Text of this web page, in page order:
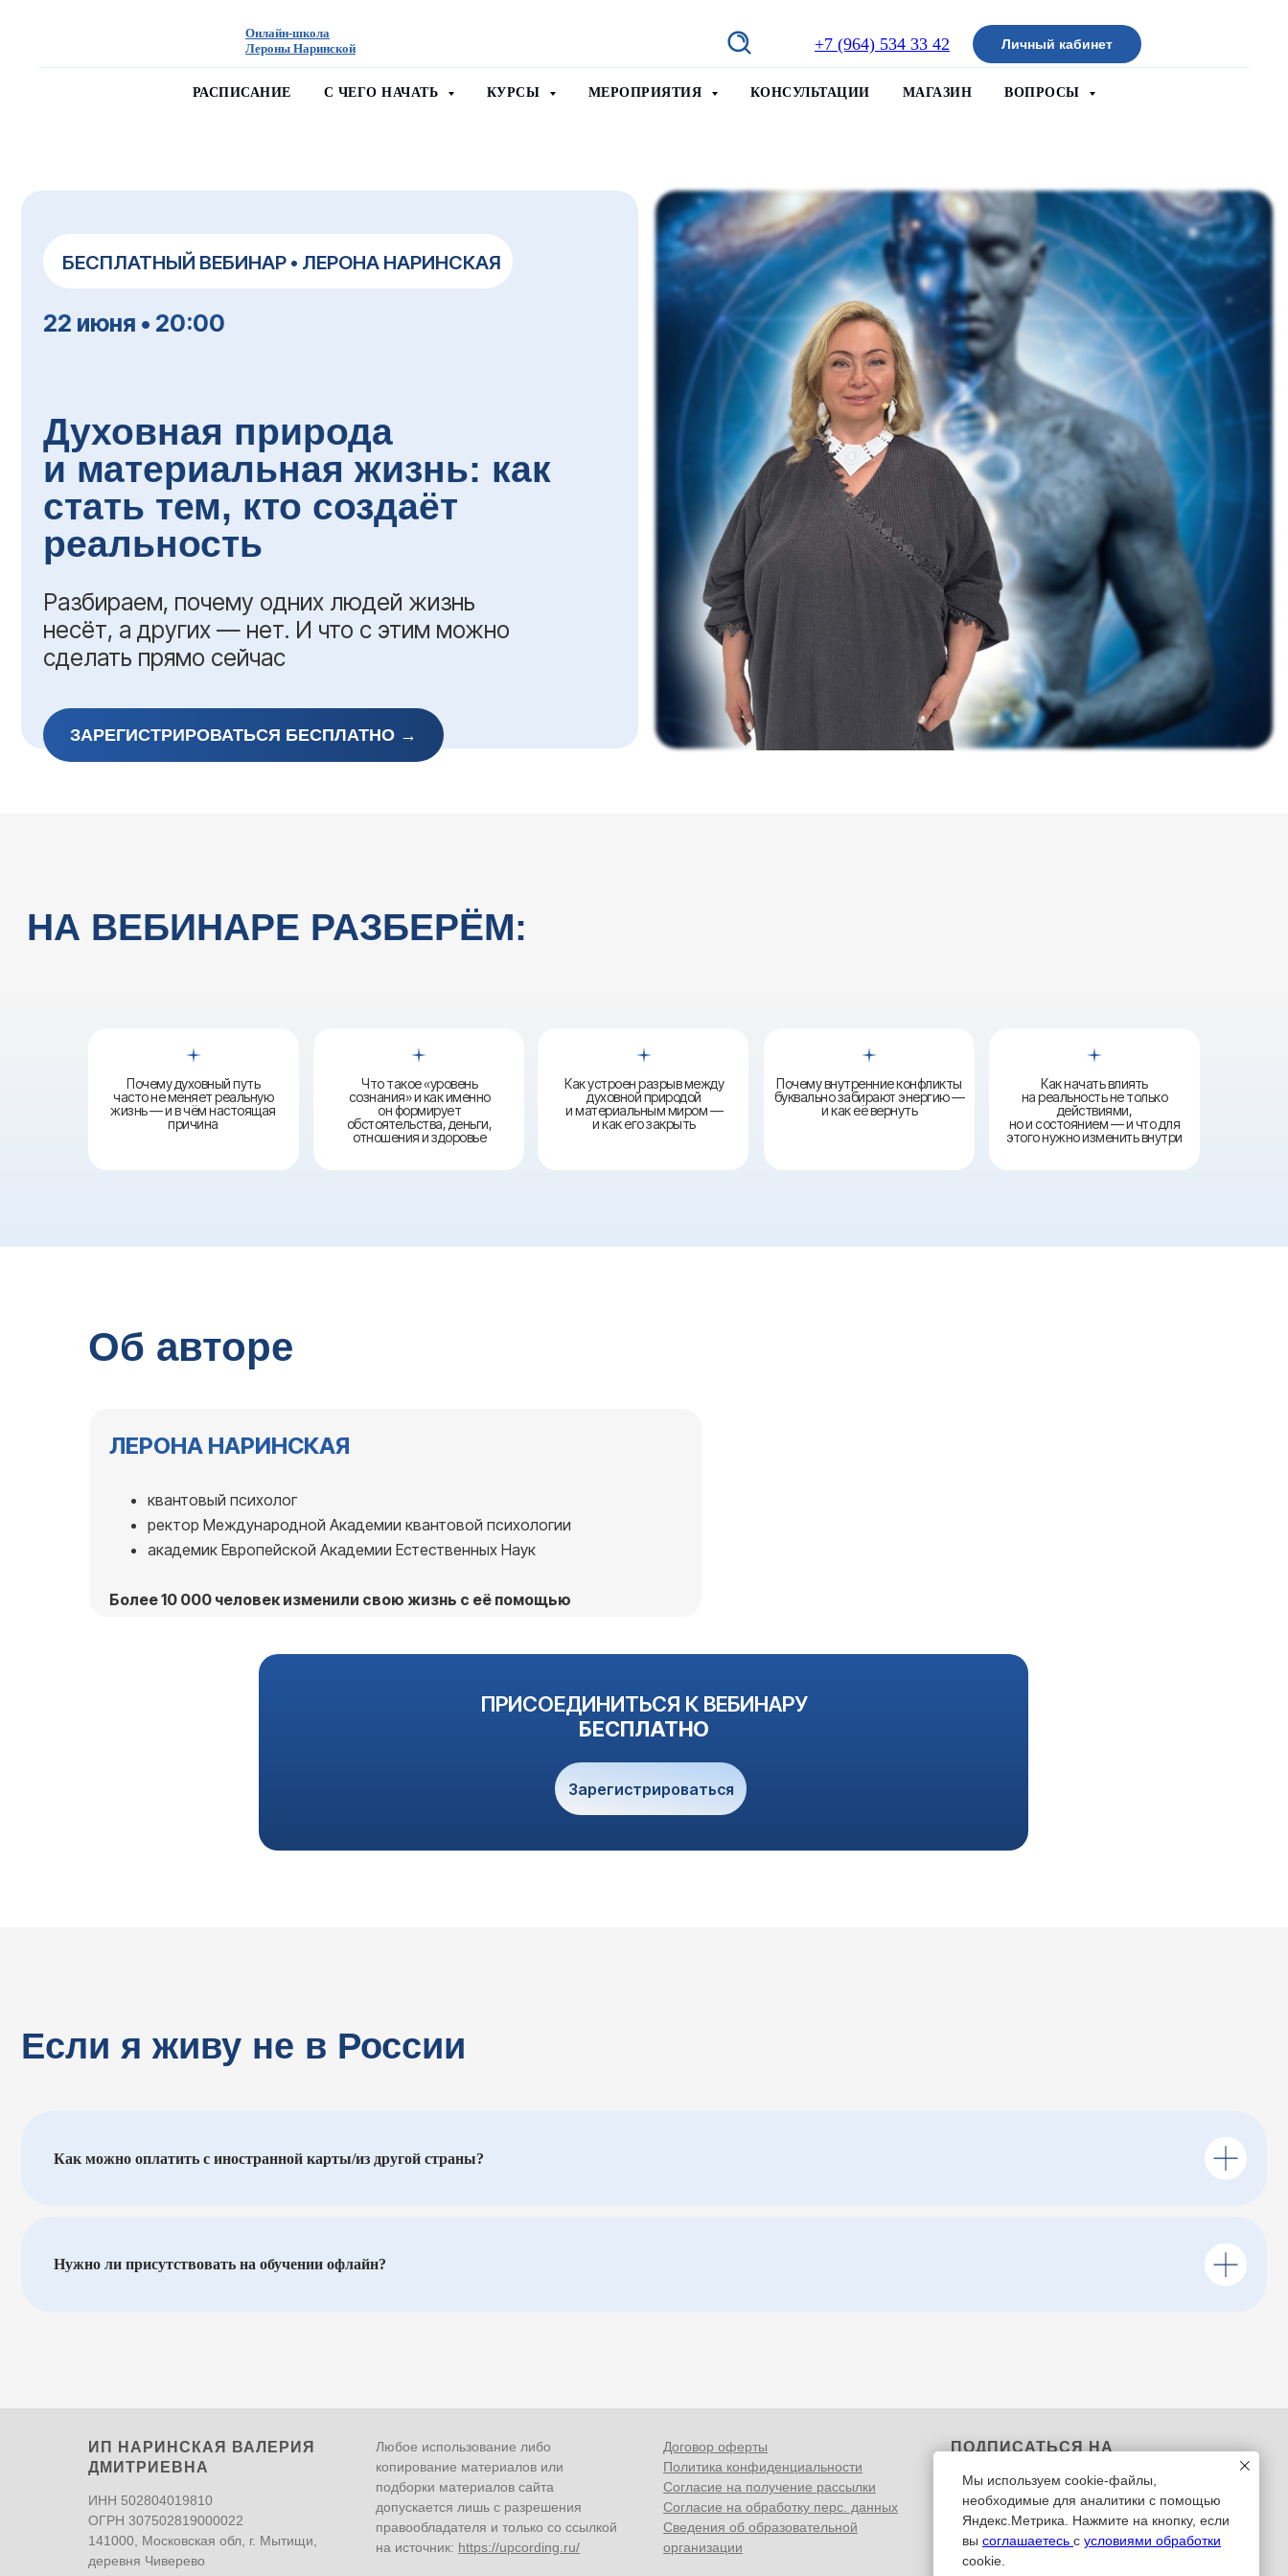
Онлайн-школа
Лероны Наринской
+7 (964) 534 33 42 Личный кабинет
РАСПИСАНИЕ С ЧЕГО НАЧАТЬ КУРСЫ МЕРОПРИЯТИЯ КОНСУЛЬТАЦИИ МАГАЗИН ВОПРОСЫ
и материальная жизнь: как
стать тем, кто создаёт
реальность
22 июня • 20:00
Разбираем, почему одних людей жизнь
несёт, а других — нет. И что с этим можно
сделать прямо сейчас
БЕСПЛАТНЫЙ ВЕБИНАР • ЛЕРОНА НАРИНСКАЯ
ЗАРЕГИСТРИРОВАТЬСЯ БЕСПЛАТНО →
Как начать влиять
на реальность не только
действиями,
но и состоянием — и что для
этого нужно изменить внутри
Почему внутренние конфликты
буквально забирают энергию —
и как её вернуть
Как устроен разрыв между
духовной природой
и материальным миром —
и как его закрыть
Почему духовный путь
часто не меняет реальную
жизнь — и в чём настоящая
причина
Что такое «уровень
сознания» и как именно
он формирует
обстоятельства, деньги,
отношения и здоровье
Об авторе
ЛЕРОНА НАРИНСКАЯ
квантовый психолог
ректор Международной Академии квантовой психологии
академик Европейской Академии Естественных Наук
Более 10 000 человек изменили свою жизнь с её помощью
Зарегистрироваться
ПРИСОЕДИНИТЬСЯ К ВЕБИНАРУ
БЕСПЛАТНО
Если я живу не в России
ИП НАРИНСКАЯ ВАЛЕРИЯ
ДМИТРИЕВНА
ИНН 502804019810
ОГРН 307502819000022
141000, Московская обл, г. Мытищи,
деревня Чиверево
Любое использование либо
копирование материалов или
подборки материалов сайта
допускается лишь с разрешения
правообладателя и только со ссылкой
на источник: https://upcording.ru/
Договор оферты
Политика конфиденциальности
Согласие на получение рассылки
Согласие на обработку перc. данных
Сведения об образовательной
организации
ПОДПИСАТЬСЯ НА
Мы используем cookie-файлы,
необходимые для аналитики с помощью
Яндекс.Метрика. Нажмите на кнопку, если
вы соглашаетесь с условиями обработки
cookie.